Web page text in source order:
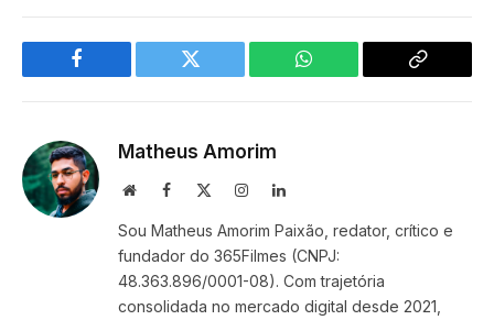
Facebook Twitter WhatsApp
Copy
Matheus Amorim
WebsiteFacebook InstagramLinkedIn
Sou Matheus Amorim Paixão, redator, crítico e
fundador do 365Filmes (CNPJ:
48.363.896/0001-08). Com trajetória
consolidada no mercado digital desde 2021,